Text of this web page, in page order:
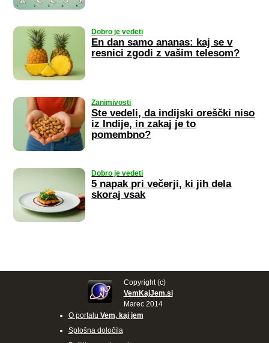
Dobro je vedeti
En dan samo ananas: kaj se v
resnici zgodi z vašim telesom?
Zanimivosti
Ste vedeli, da indijski oreščki niso
iz Indije, in zakaj je to
pomembno?
Dobro je vedeti
5 napak pri večerji, ki jih dela
skoraj vsak
Copyright (c)
VemKajJem.si
Marec 2014
O portalu Vem, kaj jem
Splošna določila